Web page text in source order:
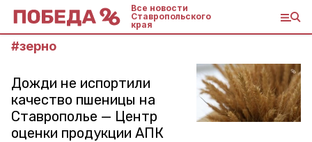
Все новости
Ставропольского
края
#зерно
Дожди не испортили
качество пшеницы на
Ставрополье — Центр
оценки продукции АПК